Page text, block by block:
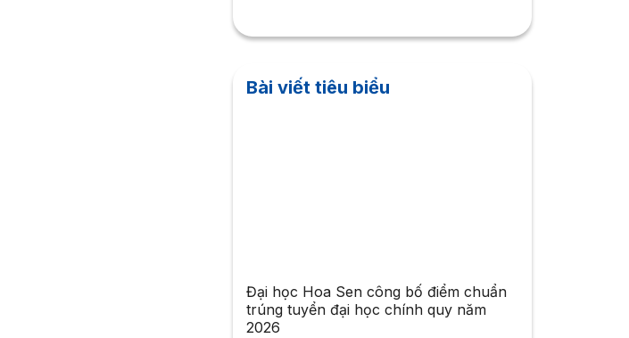
Bài viết tiêu biểu
Đại học Hoa Sen công bố điểm chuẩn
trúng tuyển đại học chính quy năm
2026